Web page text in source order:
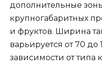
дополнительные
крупногабаритных
и фруктов. Ширина
варьируется от 70 до
зависимости от типа